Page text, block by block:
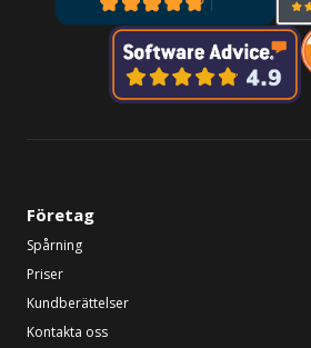
Företag
Spårning
Priser
Kundberättelser
Kontakta oss